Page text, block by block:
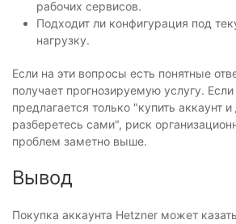
рабочих сервисов.
Подходит ли конфигурация под
нагрузку.
Если на эти вопросы есть понятные
получает прогнозируемую услугу.
предлагается только "купить аккаунт
разберетесь сами", риск
проблем заметно выше.
Вывод
Покупка аккаунта Hetzner может